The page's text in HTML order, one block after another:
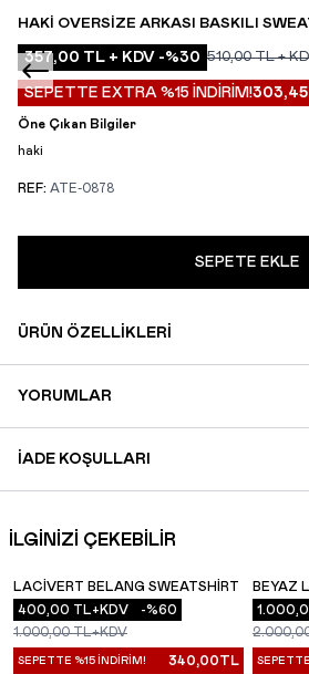
HAKI OVERSIZE ARKASI BASKILI
357,00 TL + KDV -%30 510,00TL +
SEPETTE EXTRA %15 İNDİRİM!303,45
Öne Çıkan Bilgiler
haki
REF: ATE-0878
SEPETE EKLE
ÜRÜN ÖZELLIKLERI
YORUMLAR
İADE KOŞULLARI
İLGİNİZİ ÇEKEBİLİR
YENI
LACIVERT BELANG SWEATSHIRT
400,00 TL+KDV -%60
1.000,00TL+KDV
SEPETTE %15 İNDİRİM! 340,00TL
YENI
BEYAZ